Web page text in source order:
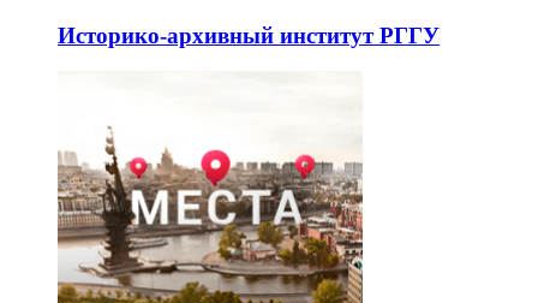
Историко-архивный институт РГГУ